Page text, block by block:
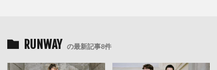
RUNWAY の最新記事8件